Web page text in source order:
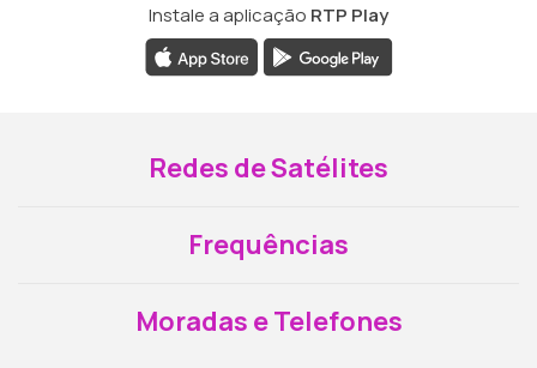
Instale a aplicação RTP Play
Redes de Satélites
Frequências
Moradas e Telefones